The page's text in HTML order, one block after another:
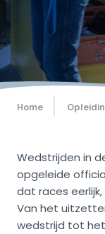
Home
Wedstrijden in
opgeleide
dat races
Van het
wedstrijd tot